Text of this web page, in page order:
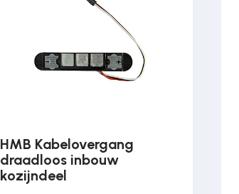
HMB Kabelovergang
draadloos inbouw
kozijndeel